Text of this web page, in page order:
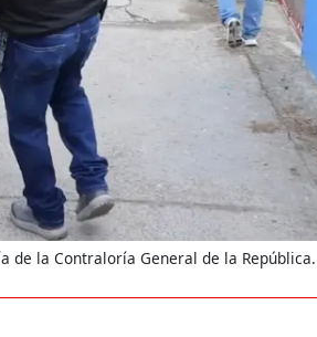
de la Contraloría General de la República.
Un fuerte terremoto de
7,1 se registró este
julio en la prefectura de
al sur de Japón,
emergencia de gran...